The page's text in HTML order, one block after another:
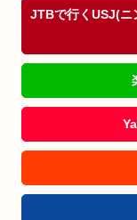
JTBで行くUSJ(ニ